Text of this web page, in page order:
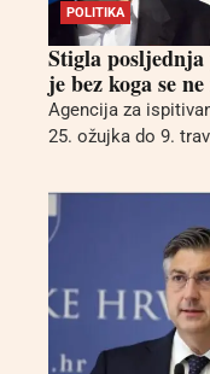
POLITIKA
Stigla
je bez koga se
Agencija za
25. ožujka do 9.